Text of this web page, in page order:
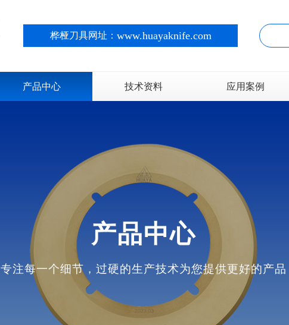
桦桠刀具网址： www.huayaknife.com
产品中心
金属箔行业
纸板纸箱行业
不干胶热敏纸行业
中药行业
生活用纸行业
技术资料 应用案例
产品中心
专注每一个细节，过硬的生产技术为您提供更好的产品